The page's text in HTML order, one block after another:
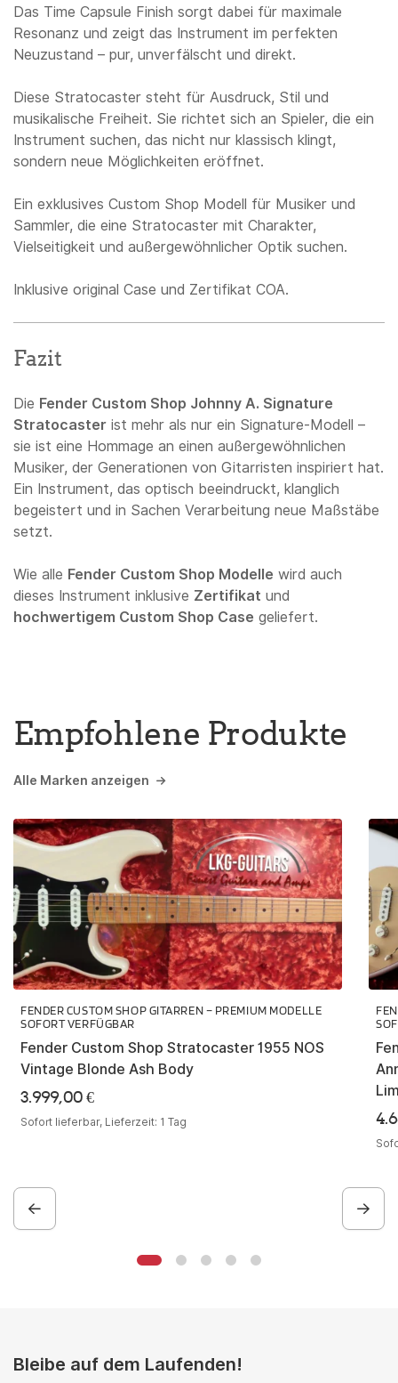
Das Time Capsule Finish sorgt dabei für maximale
Resonanz und zeigt das Instrument im perfekten
Neuzustand – pur, unverfälscht und direkt.
Diese Stratocaster steht für Ausdruck, Stil und
musikalische Freiheit. Sie richtet sich an Spieler, die ein
Instrument suchen, das nicht nur klassisch klingt,
sondern neue Möglichkeiten eröffnet.
Ein exklusives Custom Shop Modell für Musiker und
Sammler, die eine Stratocaster mit Charakter,
Vielseitigkeit und außergewöhnlicher Optik suchen.
Inklusive original Case und Zertifikat COA.
Fazit
Die Fender Custom Shop Johnny A. Signature
Stratocaster ist mehr als nur ein Signature-Modell –
sie ist eine Hommage an einen außergewöhnlichen
Musiker, der Generationen von Gitarristen inspiriert hat.
Ein Instrument, das optisch beeindruckt, klanglich
begeistert und in Sachen Verarbeitung neue Maßstäbe
setzt.
Wie alle Fender Custom Shop Modelle wird auch
dieses Instrument inklusive Zertifikat und
hochwertigem Custom Shop Case geliefert.
Empfohlene Produkte
Alle Marken anzeigen
FENDER CUSTOM SHOP GITARREN – PREMIUM MODELLE
SOFORT VERFÜGBAR
Fender Custom Shop Stratocaster 1955 NOS
Vintage Blonde Ash Body
3.999,00€
Sofort lieferbar, Lieferzeit: 1 Tag
Bleibe auf dem Laufenden!